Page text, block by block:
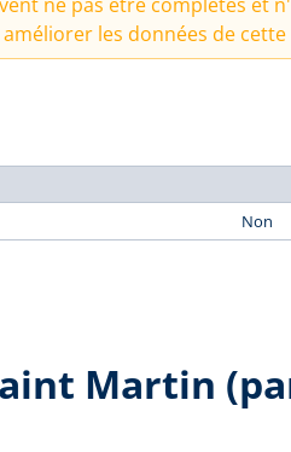
les données de cette
Non
Martin